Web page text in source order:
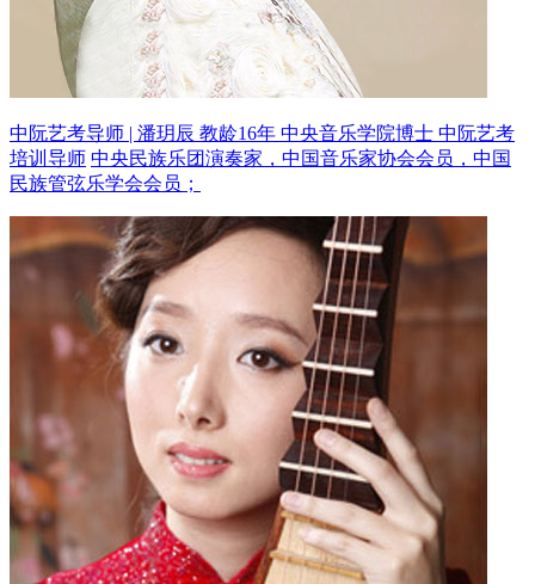
中阮艺考导师 | 潘玥辰 教龄16年 中央音乐学院博士 中阮艺考
培训导师 中央民族乐团演奏家，中国音乐家协会会员，中国
民族管弦乐学会会员；